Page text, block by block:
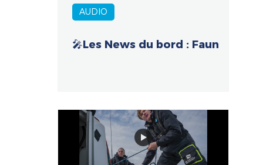
AUDIO
🎤Les News du bord : Faun